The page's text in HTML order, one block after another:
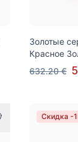
Золотые
Красное
632.20 €
Скидка -